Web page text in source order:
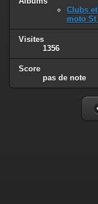
Clubs
moto St
Visites
1356
Score
pas de note